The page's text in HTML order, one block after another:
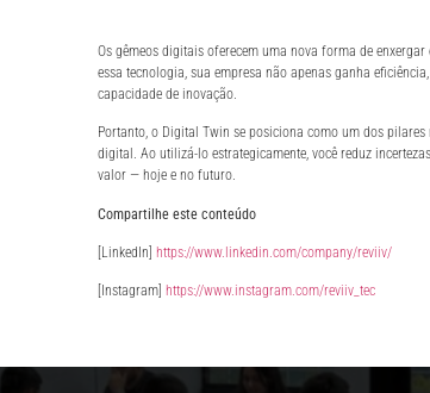
Os gêmeos digitais oferecem uma nova forma de
essa tecnologia, sua empresa não apenas ganha
capacidade de inovação.
Portanto, o Digital Twin se posiciona como um dos
digital. Ao utilizá-lo estrategicamente, você reduz
valor — hoje e no futuro.
Compartilhe este conteúdo
[LinkedIn] https://www.linkedin.com/company/reviiv/
[Instagram] https://www.instagram.com/reviiv_tec